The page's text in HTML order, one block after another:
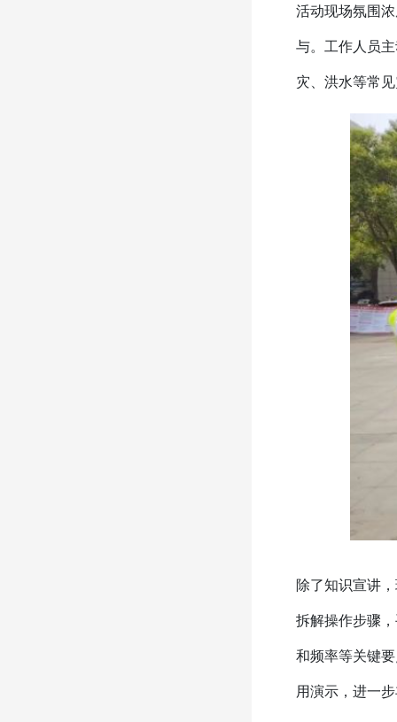
活动现场氛围
与。工作人员
灾、洪水等常
除了知识宣讲
拆解操作步骤
和频率等关键
用演示，进一